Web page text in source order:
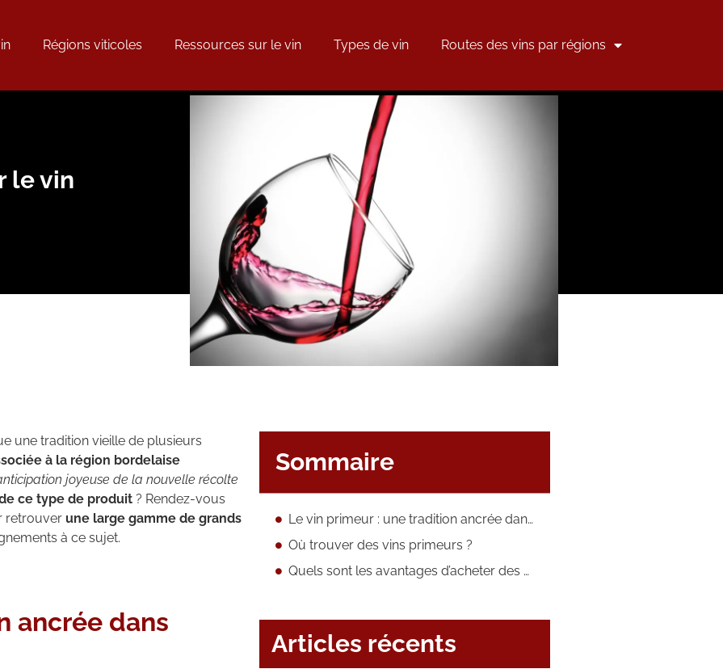
Régions viticoles Ressources sur le vin Types de vin Routes des vins par régions
le vin
une tradition vieille de plusieurs
à la région bordelaise
joyeuse de la nouvelle récolte
ce type de produit ? Rendez-vous
retrouver une large gamme de grands
à ce sujet.
ancrée dans
Sommaire
Le vin primeur : une tradition ancrée dans l’histoire viticole
Où trouver des vins primeurs ?
Quels sont les avantages d’acheter des vins primeurs ?
Articles récents